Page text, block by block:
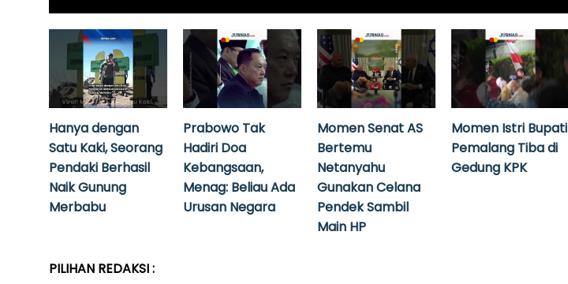
Hanya dengan
Satu Kaki, Seorang
Pendaki Berhasil
Naik Gunung
Merbabu
Prabowo Tak
Hadiri Doa
Kebangsaan,
Menag: Beliau Ada
Urusan Negara
Momen Senat AS
Bertemu
Netanyahu
Gunakan Celana
Pendek Sambil
Main HP
Momen Istri Bupati
Pemalang Tiba di
Gedung KPK
PILIHAN REDAKSI :